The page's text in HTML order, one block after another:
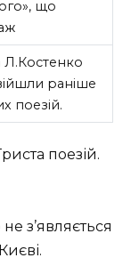
що
Л.Костенко
раніше
поезій.
поезій.
з’являється